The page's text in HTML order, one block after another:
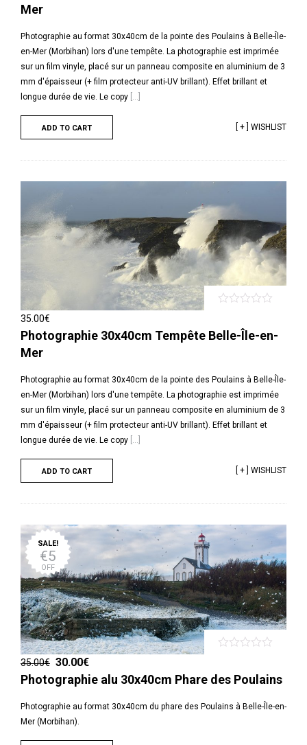
Mer
Photographie au format 30x40cm de la pointe des Poulains à Belle-Île-
en-Mer (Morbihan) lors d'une tempête. La photographie est imprimée
sur un film vinyle, placé sur un panneau composite en aluminium de 3
mm d'épaisseur (+ film protecteur anti-UV brillant). Effet brillant et
longue durée de vie. Le copy [...]
ADD TO CART [ + ] WISHLIST
35.00€
Photographie 30x40cm Tempête Belle-Île-en-
Mer
Photographie au format 30x40cm de la pointe des Poulains à Belle-Île-
en-Mer (Morbihan) lors d'une tempête. La photographie est imprimée
sur un film vinyle, placé sur un panneau composite en aluminium de 3
mm d'épaisseur (+ film protecteur anti-UV brillant). Effet brillant et
longue durée de vie. Le copy [...]
ADD TO CART [ + ] WISHLIST
SALE!
€5
OFF
35.00€ 30.00€
Photographie alu 30x40cm Phare des Poulains
Photographie au format 30x40cm du phare des Poulains à Belle-Île-en-
Mer (Morbihan).